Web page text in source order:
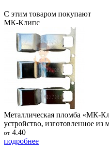
С этим товаром покупают
МК-Клипс
Металлическая пломба «МК-
устройство, изготовленное из
от 4.40
подробнее